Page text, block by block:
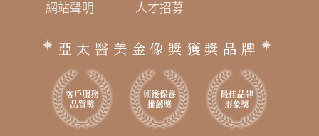
網站聲明 人才招募
亞太醫美金像獎獲獎品牌